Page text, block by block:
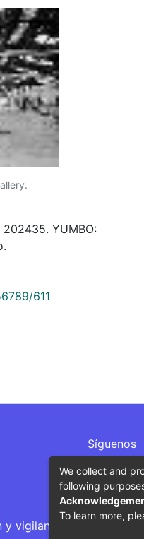
202435. YUMBO:
611
Síguenos
vigilancia por parte del
We collect and
following
To learn more,